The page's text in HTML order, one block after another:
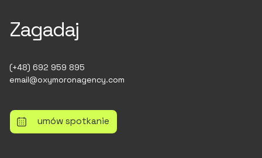
Zagadaj
(+48) 692 959 895
email@oxymoronagency.com
umów spotkanie